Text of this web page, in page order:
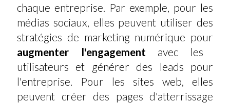
chaque entreprise. Par exemple, pour les
médias sociaux, elles peuvent utiliser des
stratégies de marketing numérique pour
augmenter l'engagement avec les
utilisateurs et générer des leads pour
l'entreprise. Pour les sites web, elles
peuvent créer des pages d'atterrissage